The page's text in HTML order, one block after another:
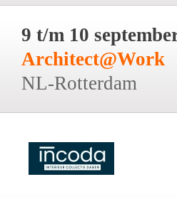
9 t/m 10
Architect@Work
NL-Rotterdam